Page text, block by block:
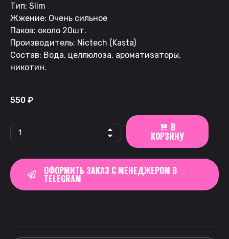
Тип: Slim
Жжение: Очень сильное
Паков: около 20шт.
Производитель: Nictech (Kasta)
Состав: Вода, целлюлоза, ароматизаторы,
никотин.
550 ₽
В
КОРЗИНУ
ОФОРМИТЬ ЗАКАЗ С МЕНЕДЖЕРОМ В
TELEGRAM